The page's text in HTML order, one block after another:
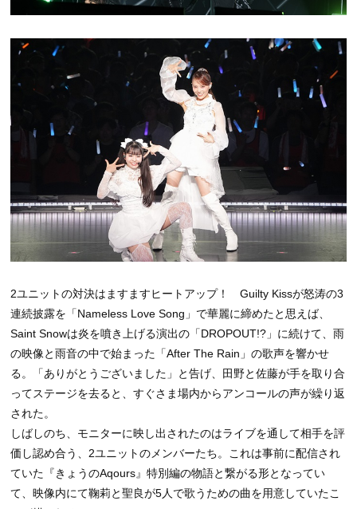
2ユニットの対決はますますヒートアップ！ Guilty Kissが怒涛の3
連続披露を「Nameless Love Song」で華麗に締めたと思えば、
Saint Snowは炎を噴き上げる演出の「DROPOUT!?」に続けて、雨
の映像と雨音の中で始まった「After The Rain」の歌声を響かせ
る。「ありがとうございました」と告げ、田野と佐藤が手を取り合
ってステージを去ると、すぐさま場内からアンコールの声が繰り返
された。
しばしのち、モニターに映し出されたのはライブを通して相手を評
価し認め合う、2ユニットのメンバーたち。これは事前に配信され
ていた『きょうのAqours』特別編の物語と繋がる形となってい
て、映像内にて鞠莉と聖良が5人で歌うための曲を用意していたこ